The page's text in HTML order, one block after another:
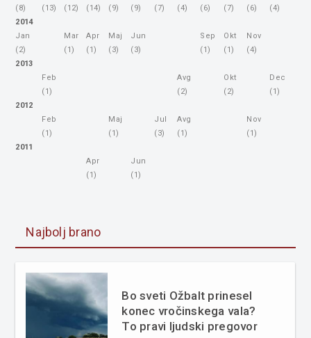
(8)
(13)
(12)
(14)
(9)
(9)
(7)
(4)
(6)
(7)
(6)
(4)
2014
Jan
(2)
Mar
(1)
Apr
(1)
Maj
(3)
Jun
(3)
Sep
(1)
Okt
(1)
Nov
(4)
2013
Feb
(1)
Avg
(2)
Okt
(2)
Dec
(1)
2012
Feb
(1)
Maj
(1)
Jul
(3)
Avg
(1)
Nov
(1)
2011
Apr
(1)
Jun
(1)
Najbolj brano
Bo sveti Ožbalt prinesel
konec vročinskega vala?
To pravi ljudski pregovor